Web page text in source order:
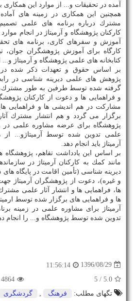
آمده در تحقیقات و... از موارد این همكاری
همچنین این همكاری در زمینه های
مشترك درباره برنامه های علمی
كاركنان پژوهشگاه و آرمیتاژ در انجام
آموزش و سفرهای كاری، برنامه های
كارگاه برای آموزش پژوهشگران جوان،
كتابخانه های علمی پژوهشگاه و آرمیتاژ و...
بر اساس حقوق و تعهدات ذكر شده در
پژوهش های علمی دیرینه شناسی در
گرفته شده توسط طرفین به طور مشترك،
و فراهمایی ها و دعوت از كاركنان
مشاركت در هم اندیشی ها و فراهمایی
برگزار می گردد و هم انتشار مشترك
پژوهشگاه برای عرضه مشاوره علمی در
علمی تدوین شده توسط آرمیتاژو...
آرمیتاژ باید انجام دهد.
بر اساس این یادداشت تفاهم،
مانند كمك به كاركنان آرمیتاژ در
دیرینه شناسی (تأمین اقامت در پایگاه
و غیره)، دعوت از پژوهشگران آرمیتاژ
ها، فراهمایی ها و انتشار آثار علمی
ها و فراهمایی های برگزار شده توسط
آرمیتاژ برای مشاوره علمی در زمینه
تدوین شده توسط پژوهشگاه و... را انجام
1396/08/29
11:56:14
5.0
/ 5
4864
تگهای مطلب:
فرهنگ گردشگری